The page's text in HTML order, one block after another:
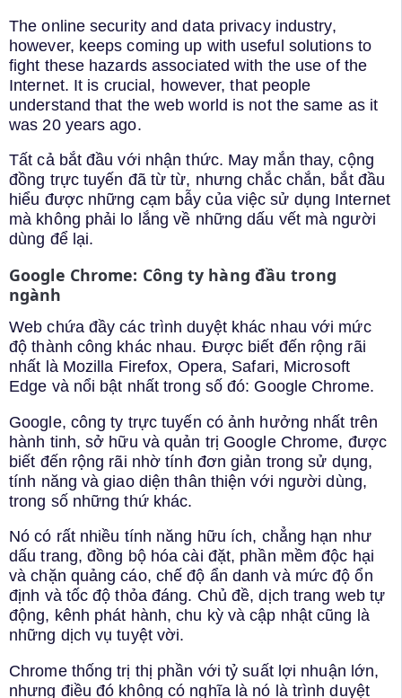
The online security and data privacy industry,
however, keeps coming up with useful solutions to
fight these hazards associated with the use of the
Internet. It is crucial, however, that people
understand that the web world is not the same as it
was 20 years ago.
Tất cả bắt đầu với nhận thức. May mắn thay, cộng
đồng trực tuyến đã từ từ, nhưng chắc chắn, bắt đầu
hiểu được những cạm bẫy của việc sử dụng Internet
mà không phải lo lắng về những dấu vết mà người
dùng để lại.
Google Chrome: Công ty hàng đầu trong
ngành
Web chứa đầy các trình duyệt khác nhau với mức
độ thành công khác nhau. Được biết đến rộng rãi
nhất là Mozilla Firefox, Opera, Safari, Microsoft
Edge và nổi bật nhất trong số đó: Google Chrome.
Google, công ty trực tuyến có ảnh hưởng nhất trên
hành tinh, sở hữu và quản trị Google Chrome, được
biết đến rộng rãi nhờ tính đơn giản trong sử dụng,
tính năng và giao diện thân thiện với người dùng,
trong số những thứ khác.
Nó có rất nhiều tính năng hữu ích, chẳng hạn như
dấu trang, đồng bộ hóa cài đặt, phần mềm độc hại
và chặn quảng cáo, chế độ ẩn danh và mức độ ổn
định và tốc độ thỏa đáng. Chủ đề, dịch trang web tự
động, kênh phát hành, chu kỳ và cập nhật cũng là
những dịch vụ tuyệt vời.
Chrome thống trị thị phần với tỷ suất lợi nhuận lớn,
nhưng điều đó không có nghĩa là nó là trình duyệt